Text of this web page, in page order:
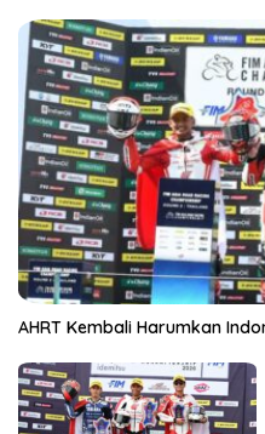
AHRT Kembali Harumkan